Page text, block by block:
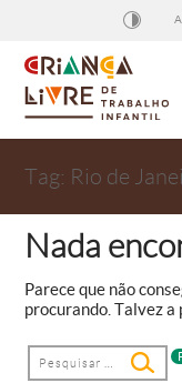
Tag: Rio de
Nada
Parece que não
procurando. Talvez a